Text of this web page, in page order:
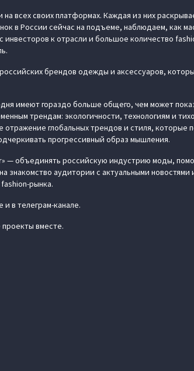
всех своих платформах. Каждая из них
в России сейчас на подъеме, наблюдаем, как
инвесторов к отрасли и большое количество
брендов одежды и аксессуаров,
имеют гораздо больше общего, чем может
трендам: экологичности, технологиям и
отражение глобальных трендов и стиля, которые
прогрессивный образ мышления.
— объединять российскую индустрию моды,
знакомство аудитории с актуальными
рынка.
в телеграм-канале.
вместе.